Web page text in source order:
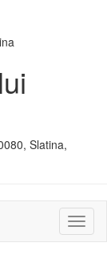
Slatina,
sau